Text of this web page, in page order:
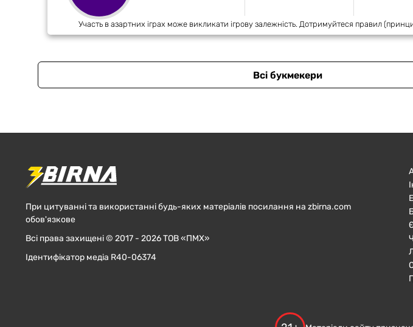
Участь в азартних іграх може викликати ігрову залежність. Дотримуйтеся правил
Всі букмекери
При цитуванні та використанні будь-яких матеріалів посилання на zbirna.com
обов'язкове
Всі права захищені © 2017 - 2026 ТОВ «ПМХ»
Ідентифікатор медіа R40-06374